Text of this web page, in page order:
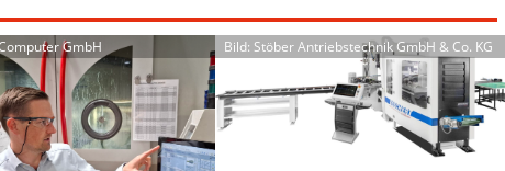
GmbH Bild: Stöber Antriebstechnik GmbH & Co. KG